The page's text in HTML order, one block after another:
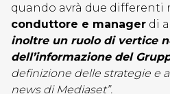
quando avrà due differenti
conduttore e manager di
inoltre un ruolo di vertice
dell’informazione del
definizione delle strategie e
news di Mediaset”.